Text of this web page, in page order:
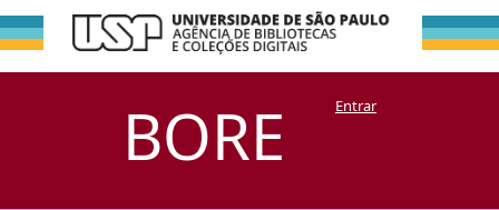
BORE
Busca no Acervo
DSpace/Manakin + CoriscoEntrar